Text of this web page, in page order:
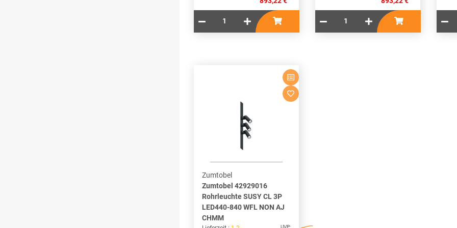
Zumtobel
Zumtobel 42929016
Rohrleuchte SUSY CL 3P
LED440-840 WFL NON AJ
CHMM
UVP: